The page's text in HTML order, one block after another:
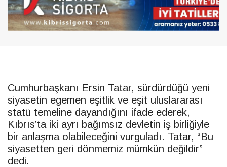
Cumhurbaşkanı Ersin Tatar, sürdürdüğü yeni
siyasetin egemen eşitlik ve eşit uluslararası
statü temeline dayandığını ifade ederek,
Kıbrıs’ta iki ayrı bağımsız devletin iş birliğiyle
bir anlaşma olabileceğini vurguladı. Tatar, “Bu
siyasetten geri dönmemiz mümkün değildir”
dedi.